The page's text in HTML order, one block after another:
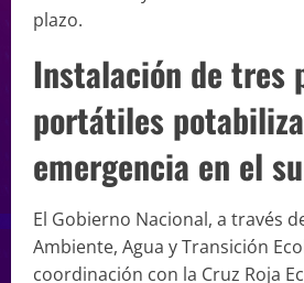
plazo.
Instalación de tres
portátiles
emergencia en el
El Gobierno Nacional, a través
Ambiente, Agua y Transición
coordinación con la Cruz Roja